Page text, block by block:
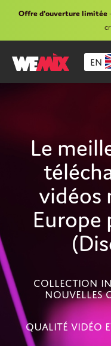
Offre d'ouverture limitée
EN
Le
vidéos
Europe
Collection
Nouvelles
Qualité Vidéo